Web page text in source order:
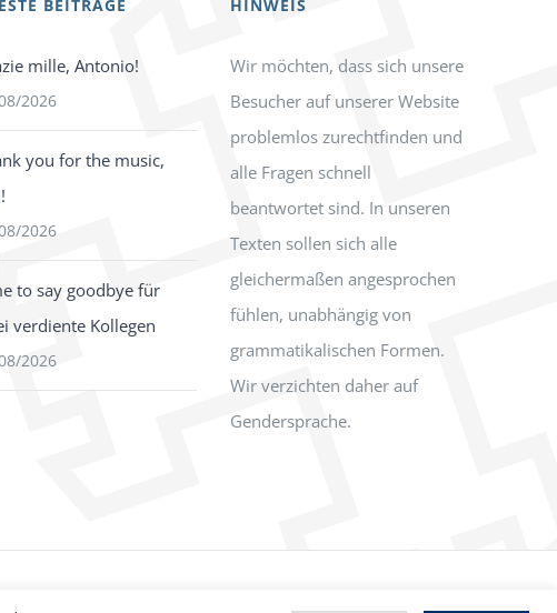
BEITRÄGE
mille, Antonio!
2026
you for the music,
2026
to say goodbye für
verdiente Kollegen
2026
HINWEIS
Wir möchten, dass sich unsere
Besucher auf unserer Website
problemlos zurechtfinden und
alle Fragen schnell
beantwortet sind. In unseren
Texten sollen sich alle
gleichermaßen angesprochen
fühlen, unabhängig von
grammatikalischen Formen.
Wir verzichten daher auf
Gendersprache.